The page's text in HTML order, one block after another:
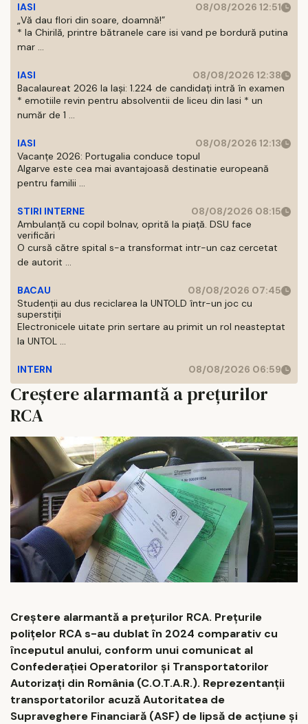
IASI
08/08/2026 12:51
„Vă dau flori din soare, doamnă!”
* la Chirilă, printre bătranele care isi vand pe bordură putina
mar ...
IASI
08/08/2026 12:38
Bacalaureat 2026 la Iași: 1.224 de candidați intră în examen
* emotiile revin pentru absolventii de liceu din Iasi * un
număr de 1 ...
IASI
08/08/2026 12:13
Vacanțe 2026: Portugalia conduce topul
Algarve este cea mai avantajoasă destinatie europeană
pentru familii ...
STIRI INTERNE
08/08/2026 08:15
Ambulanță cu copil bolnav, oprită la piață. DSU face
verificări
O cursă către spital s-a transformat intr-un caz cercetat
de autorit ...
BACAU
08/08/2026 07:45
Studenții au dus reciclarea la UNTOLD într-un joc cu
superstiții
Electronicele uitate prin sertare au primit un rol neasteptat
la UNTOL ...
INTERN 08/08/2026 06:59
Creștere alarmantă a prețurilor
RCA
Creștere alarmantă a prețurilor RCA. Prețurile
polițelor RCA s-au dublat în 2024 comparativ cu
începutul anului, conform unui comunicat al
Confederației Operatorilor și Transportatorilor
Autorizați din România (C.O.T.A.R.). Reprezentanții
transportatorilor acuză Autoritatea de
Supraveghere Financiară (ASF) de lipsă de acțiune și